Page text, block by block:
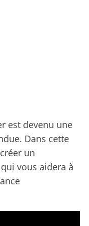
est devenu une
Dans cette
un
vous aidera à